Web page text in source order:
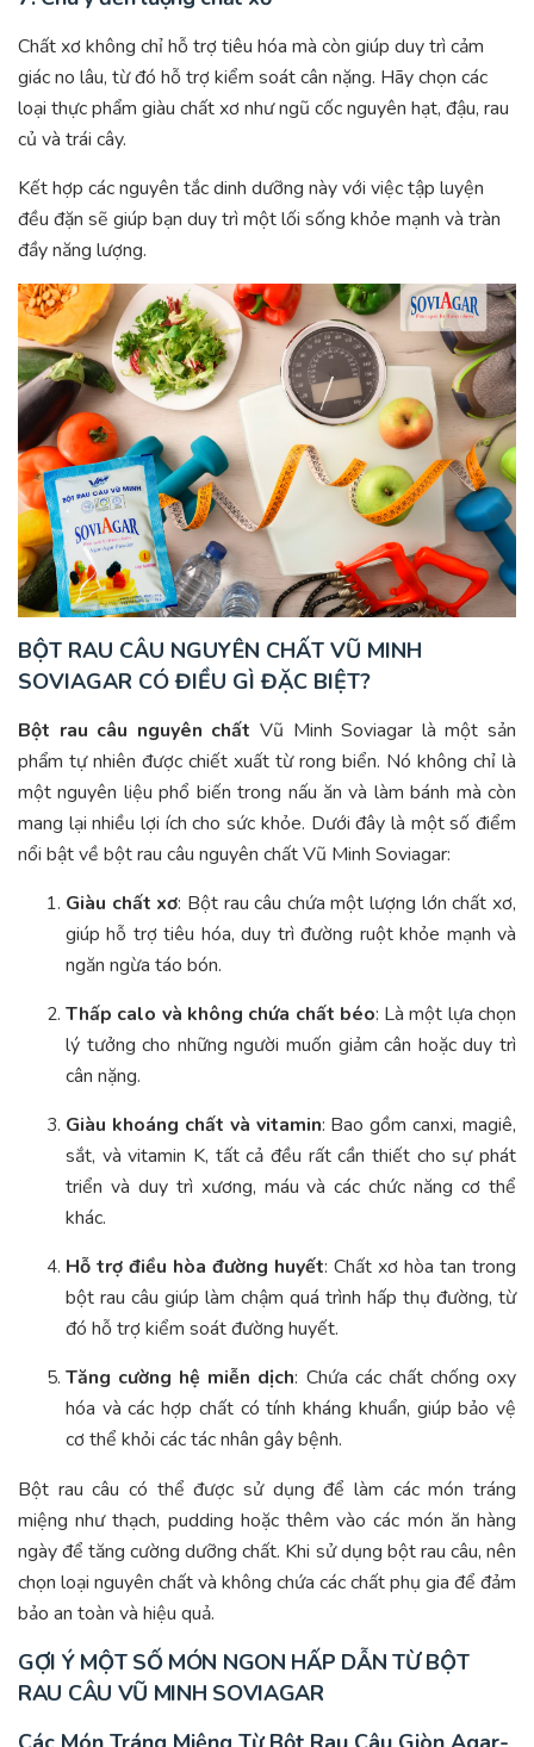
Chất xơ không chỉ hỗ trợ tiêu hóa mà còn giúp duy trì cảm
giác no lâu, từ đó hỗ trợ kiểm soát cân nặng. Hãy chọn các
loại thực phẩm giàu chất xơ như ngũ cốc nguyên hạt, đậu, rau
củ và trái cây.
Kết hợp các nguyên tắc dinh dưỡng này với việc tập luyện
đều đặn sẽ giúp bạn duy trì một lối sống khỏe mạnh và tràn
đầy năng lượng.
BỘT RAU CÂU NGUYÊN CHẤT VŨ MINH
SOVIAGAR CÓ ĐIỀU GÌ ĐẶC BIỆT?
Bột rau câu nguyên chất Vũ Minh Soviagar là một sản
phẩm tự nhiên được chiết xuất từ rong biển. Nó không chỉ là
một nguyên liệu phổ biến trong nấu ăn và làm bánh mà còn
mang lại nhiều lợi ích cho sức khỏe. Dưới đây là một số điểm
nổi bật về bột rau câu nguyên chất Vũ Minh Soviagar:
Giàu chất xơ: Bột rau câu chứa một lượng lớn chất xơ,
giúp hỗ trợ tiêu hóa, duy trì đường ruột khỏe mạnh và
ngăn ngừa táo bón.
Thấp calo và không chứa chất béo: Là một lựa chọn
lý tưởng cho những người muốn giảm cân hoặc duy trì
cân nặng.
Giàu khoáng chất và vitamin: Bao gồm canxi, magiê,
sắt, và vitamin K, tất cả đều rất cần thiết cho sự phát
triển và duy trì xương, máu và các chức năng cơ thể
khác.
Hỗ trợ điều hòa đường huyết: Chất xơ hòa tan trong
bột rau câu giúp làm chậm quá trình hấp thụ đường, từ
đó hỗ trợ kiểm soát đường huyết.
Tăng cường hệ miễn dịch: Chứa các chất chống oxy
hóa và các hợp chất có tính kháng khuẩn, giúp bảo vệ
cơ thể khỏi các tác nhân gây bệnh.
Bột rau câu có thể được sử dụng để làm các món tráng
miệng như thạch, pudding hoặc thêm vào các món ăn hàng
ngày để tăng cường dưỡng chất. Khi sử dụng bột rau câu, nên
chọn loại nguyên chất và không chứa các chất phụ gia để đảm
bảo an toàn và hiệu quả.
GỢI Ý MỘT SỐ MÓN NGON HẤP DẪN TỪ BỘT
RAU CÂU VŨ MINH SOVIAGAR